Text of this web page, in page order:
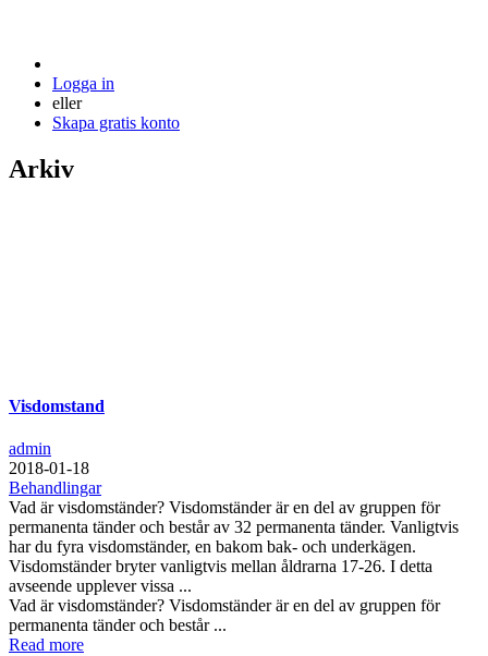
Logga in
eller
Skapa gratis konto
Arkiv
Visdomstand
admin
2018-01-18
Behandlingar
Vad är visdomständer? Visdomständer är en del av gruppen för
permanenta tänder och består av 32 permanenta tänder. Vanligtvis
har du fyra visdomständer, en bakom bak- och underkägen.
Visdomständer bryter vanligtvis mellan åldrarna 17-26. I detta
avseende upplever vissa ...
Vad är visdomständer? Visdomständer är en del av gruppen för
permanenta tänder och består ...
Read more